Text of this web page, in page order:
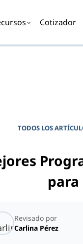
Cotizador
TODOS LOS
para
Revisado por
Carlina Pérez